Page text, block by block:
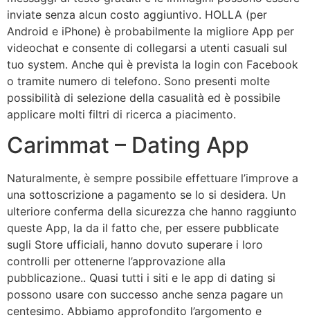
inviate senza alcun costo aggiuntivo. HOLLA (per
Android e iPhone) è probabilmente la migliore App per
videochat e consente di collegarsi a utenti casuali sul
tuo system. Anche qui è prevista la login con Facebook
o tramite numero di telefono. Sono presenti molte
possibilità di selezione della casualità ed è possibile
applicare molti filtri di ricerca a piacimento.
Carimmat – Dating App
Naturalmente, è sempre possibile effettuare l’improve a
una sottoscrizione a pagamento se lo si desidera. Un
ulteriore conferma della sicurezza che hanno raggiunto
queste App, la da il fatto che, per essere pubblicate
sugli Store ufficiali, hanno dovuto superare i loro
controlli per ottenerne l’approvazione alla
pubblicazione.. Quasi tutti i siti e le app di dating si
possono usare con successo anche senza pagare un
centesimo. Abbiamo approfondito l’argomento e